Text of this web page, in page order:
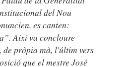
del Nou
es canten:
Així va concloure
pròpia mà, l'últim vers
que el mestre José